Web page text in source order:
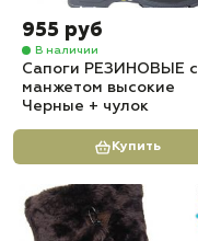
955 руб
В наличии
Сапоги РЕЗИНОВЫЕ с
манжетом высокие
Черные + чулок
Купить